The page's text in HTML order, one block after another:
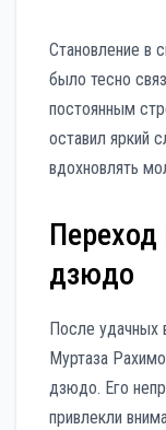
Становление в
было тесно
постоянным
оставил яркий
вдохновлять
дзюдо
После удачных
Муртаза
дзюдо. Его
привлекли